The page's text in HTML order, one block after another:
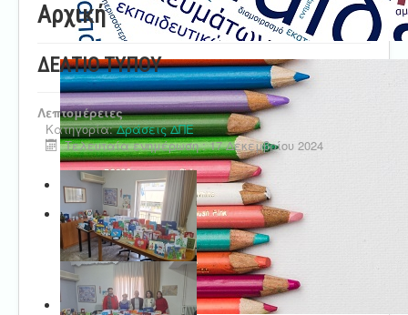
Αρχική
ΔΕΛΤΙΟ ΤΥΠΟΥ
Λεπτομέρειες
Κατηγορία:Δράσεις ΔΠΕ
Τελευταία ενημέρωση : 17 Δεκεμβρίου 2024